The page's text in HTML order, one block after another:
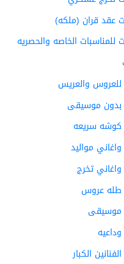
عقد قران (ملكه)
الخاصه والحصريه
والعريس
موسيقى
سريعه
مواليد
تخرج
عروس
الكبار